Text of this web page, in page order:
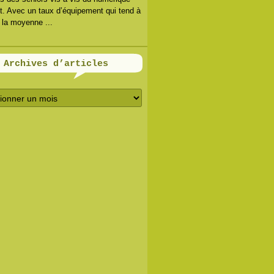
Avec un taux d’équipement qui tend à
la moyenne ...
Archives d’articles